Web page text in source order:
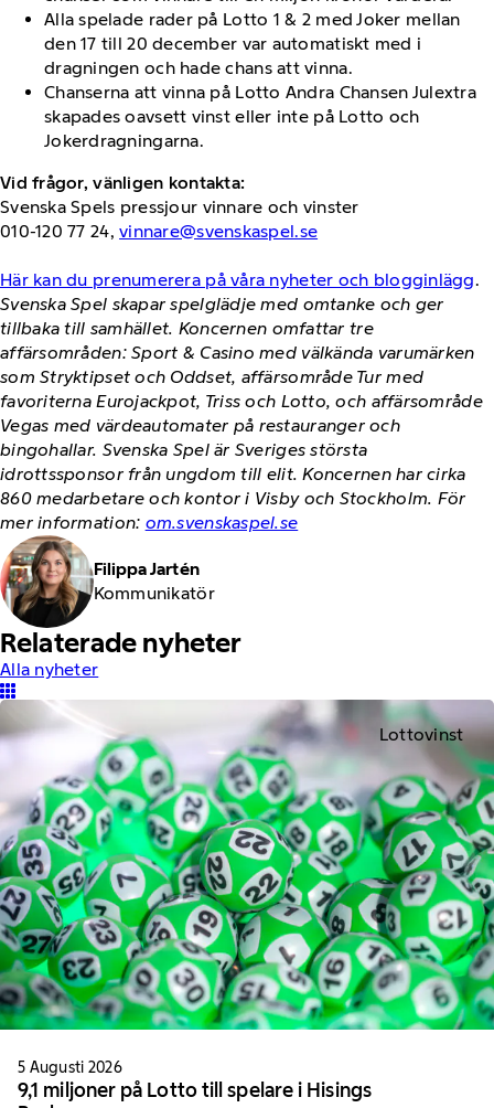
Alla spelade rader på Lotto 1 & 2 med Joker mellan
den 17 till 20 december var automatiskt med i
dragningen och hade chans att vinna.
Chanserna att vinna på Lotto Andra Chansen Julextra
skapades oavsett vinst eller inte på Lotto och
Jokerdragningarna.
Vid frågor, vänligen kontakta:
Svenska Spels pressjour vinnare och vinster
010-120 77 24,vinnare@svenskaspel.se
Här kan du prenumerera på våra nyheter och blogginlägg.
Svenska Spel skapar spelglädje med omtanke och ger
tillbaka till samhället. Koncernen omfattar tre
affärsområden: Sport & Casino med välkända varumärken
som Stryktipset och Oddset, affärsområde Tur med
favoriterna Eurojackpot, Triss och Lotto, och affärsområde
Vegas med värdeautomater på restauranger och
bingohallar. Svenska Spel är Sveriges största
idrottssponsor från ungdom till elit. Koncernen har cirka
860 medarbetare och kontor i Visby och Stockholm. För
mer information: om.svenskaspel.se
Kommunikatör
Filippa Jartén
Relaterade nyheter
Alla nyheter
Lottovinst
5 Augusti 2026
9,1 miljoner på Lotto till spelare i Hisings